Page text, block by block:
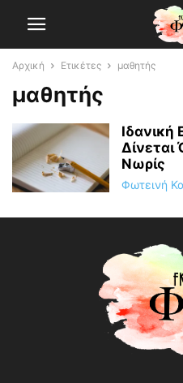
Αρχική Ετικέτες μαθητής
μαθητής
Ιδανική
Δίνεται
Νωρίς
Φωτεινή